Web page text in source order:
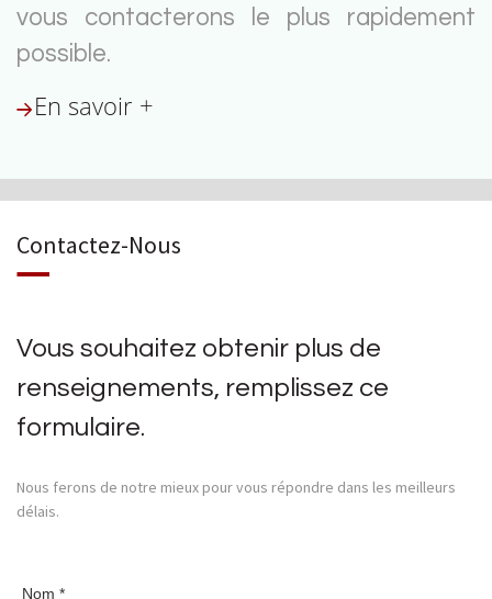
vous contacterons le plus rapidement
possible.
En savoir +
Contactez-Nous
Vous souhaitez obtenir plus de
renseignements, remplissez ce
formulaire.
Nous ferons de notre mieux pour vous répondre dans les meilleurs
délais.